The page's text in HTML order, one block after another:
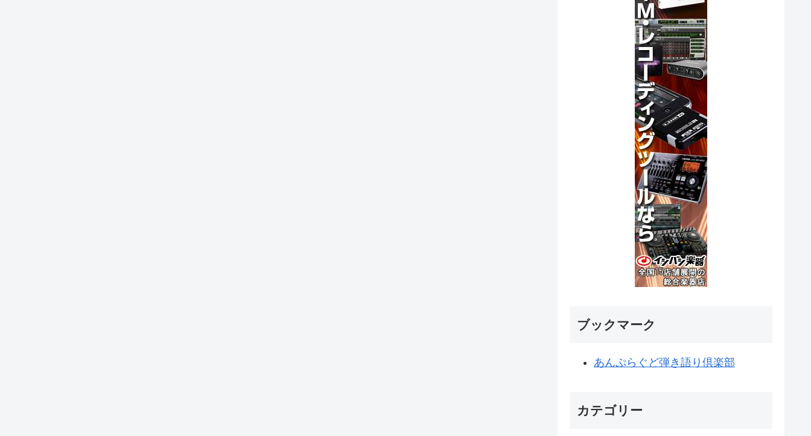
ブックマーク
あんぷらぐど弾き語り倶楽部
カテゴリー